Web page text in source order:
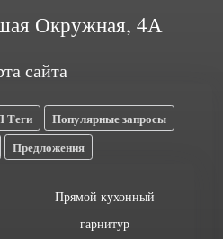
Окружная, 4А
сайта
Теги
Популярные запросы
Предложения
Прямой кухонный
гарнитур